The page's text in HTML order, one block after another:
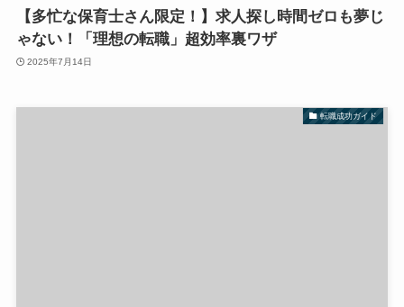
【多忙な保育士さん限定！】求人探し時間ゼロも夢じ
ゃない！「理想の転職」超効率裏ワザ
2025年7月14日
転職成功ガイド